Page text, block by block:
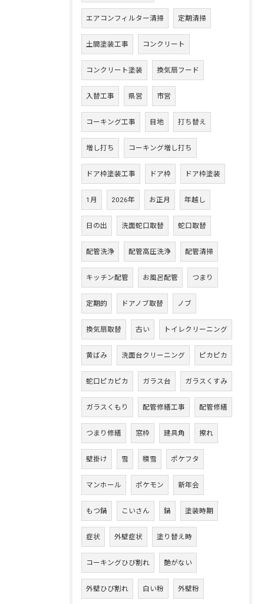
エアコンフィルター清掃 定期清掃
土間塗装工事 コンクリート
コンクリート塗装 換気扇フード
入替工事 県営 市営
コーキング工事 目地 打ち替え
増し打ち コーキング増し打ち
ドア枠塗装工事 ドア枠 ドア枠塗装
1月 2026年 お正月 年越し
日の出 洗面蛇口取替 蛇口取替
配管洗浄 配管高圧洗浄 配管清掃
キッチン配管 お風呂配管 つまり
定期的 ドアノブ取替 ノブ
換気扇取替 古い トイレクリーニング
黄ばみ 洗面台クリーニング ピカピカ
蛇口ピカピカ ガラス台 ガラスくすみ
ガラスくもり 配管修繕工事 配管修繕
つまり修繕 窓枠 建具角 擦れ
壁掛け 雪 積雪 ポケフタ
マンホール ポケモン 新年会
もつ鍋 こいさん 鍋 塗装時期
症状 外壁症状 塗り替え時
コーキングひび割れ 艶がない
外壁ひび割れ 白い粉 外壁粉